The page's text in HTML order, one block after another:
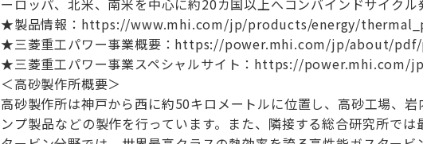
ーロッパ、北米、南米を中心に約20カ国以上へコンバインドサイクル
★製品情報：https://www.mhi.com/jp/products/energy/
★三菱重工パワー事業概要：https://power.mhi.com/jp/about/
★三菱重工パワー事業スペシャルサイト：https://power.mhi.com/
＜高砂製作所概要＞
高砂製作所は神戸から西に約50キロメートルに位置し、高砂工場、
ンプ製品などの製作を行っています。また、隣接する総合研究所で